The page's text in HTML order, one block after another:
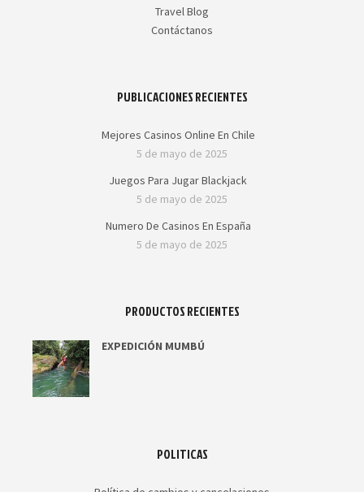
Travel Blog
Contáctanos
PUBLICACIONES RECIENTES
Mejores Casinos Online En Chile
5 de mayo de 2025
Juegos Para Jugar Blackjack
5 de mayo de 2025
Numero De Casinos En España
5 de mayo de 2025
PRODUCTOS RECIENTES
EXPEDICIÓN MUMBÚ
POLITICAS